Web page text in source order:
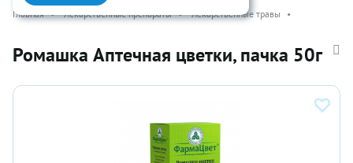
Главная • Лекарственные препараты • Лекарственные травы •
Ромашка Аптечная цветки, пачка 50г